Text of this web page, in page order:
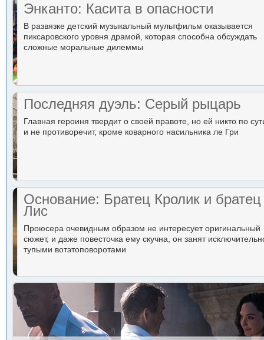
Энканто: Касита в опасности
В развязке детский музыкальный мультфильм оказывается
пиксаровского уровня драмой, которая способна обсуждать
сложные моральные дилеммы
Последняя дуэль: Серый рыцарь
Главная героиня твердит о своей правоте, но ей никто по
и не противоречит, кроме коварного насильника ле Гри
Основание: Братец Кролик и братец
Лис
Проюсера очевидным образом не интересует оригинальный
сюжет, и даже повесточка ему скучна, он занят
тупыми вотэтоповоротами